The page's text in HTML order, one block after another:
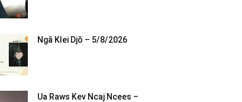
Ngă Klei Djŏ – 5/8/2026
Ua Raws Kev Ncaj Ncees –